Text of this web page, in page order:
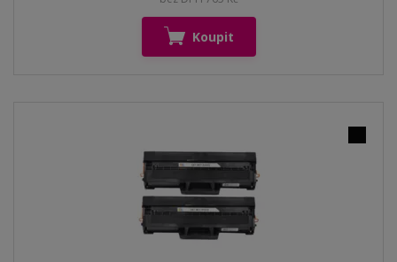
Koupit